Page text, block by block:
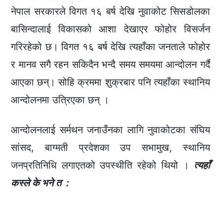
नेपाल सरकारले विगत १६ बर्ष देखि नुवाकोट सिसडोलका
बासिन्दालाई विकासको आशा देखाएर फोहोर विसर्जन
गरिरहेको छ। विगत १६ बर्ष देखि त्यहाँका जनताले फोहोर
र मानव सगै रहन सकिदैन भन्दै समय समयमा आन्दोलन गर्दै
आएका छन्। सोहि क्रममा शुक्रबार पनि त्यहाँका स्थानिय
आन्दोलनमा उत्रिएका छन् ।
आन्दोलनलाई सर्मथन जनाउँनका लागि नुवाकोटका संघिय
सांसद, बाग्मती प्रदेशका उप सभामुख, स्थानिय
जनप्रतिनिधि लगाएतको उपस्थीति रहेको थियो । त्यहाँ
कस्ले के भने त :